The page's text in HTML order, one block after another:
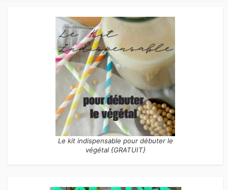
Le kit indispensable pour débuter le
végétal {GRATUIT}